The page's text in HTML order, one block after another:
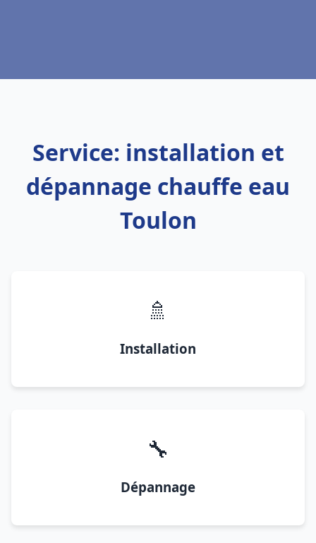
Service: installation et
dépannage chauffe eau
Toulon
🚿
Installation
🔧
Dépannage